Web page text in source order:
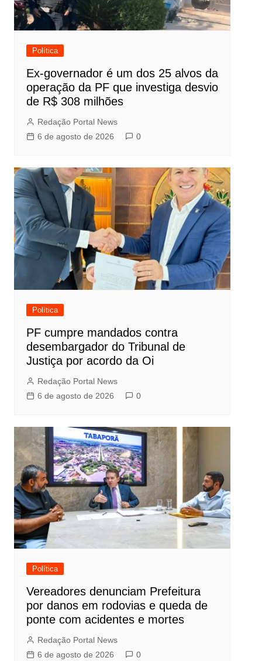
Política
Ex-governador é um dos 25 alvos da
operação da PF que investiga desvio
de R$ 308 milhões
Redação Portal News
6 de agosto de 2026
0
Política
PF cumpre mandados contra
desembargador do Tribunal de
Justiça por acordo da Oi
Redação Portal News
6 de agosto de 2026
0
Política
Vereadores denunciam Prefeitura
por danos em rodovias e queda de
ponte com acidentes e mortes
Redação Portal News
6 de agosto de 2026
0